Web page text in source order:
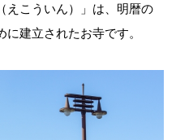
えこういん）」は、明暦の
建立されたお寺です。